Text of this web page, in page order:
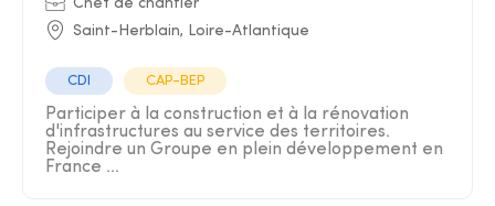
Chef de chantier
Saint-Herblain, Loire-Atlantique
CDI CAP-BEP
Participer à la construction et à la rénovation
d'infrastructures au service des territoires.
Rejoindre un Groupe en plein développement en
France ...